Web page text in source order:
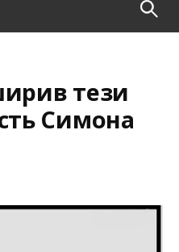
П
тези
Симона